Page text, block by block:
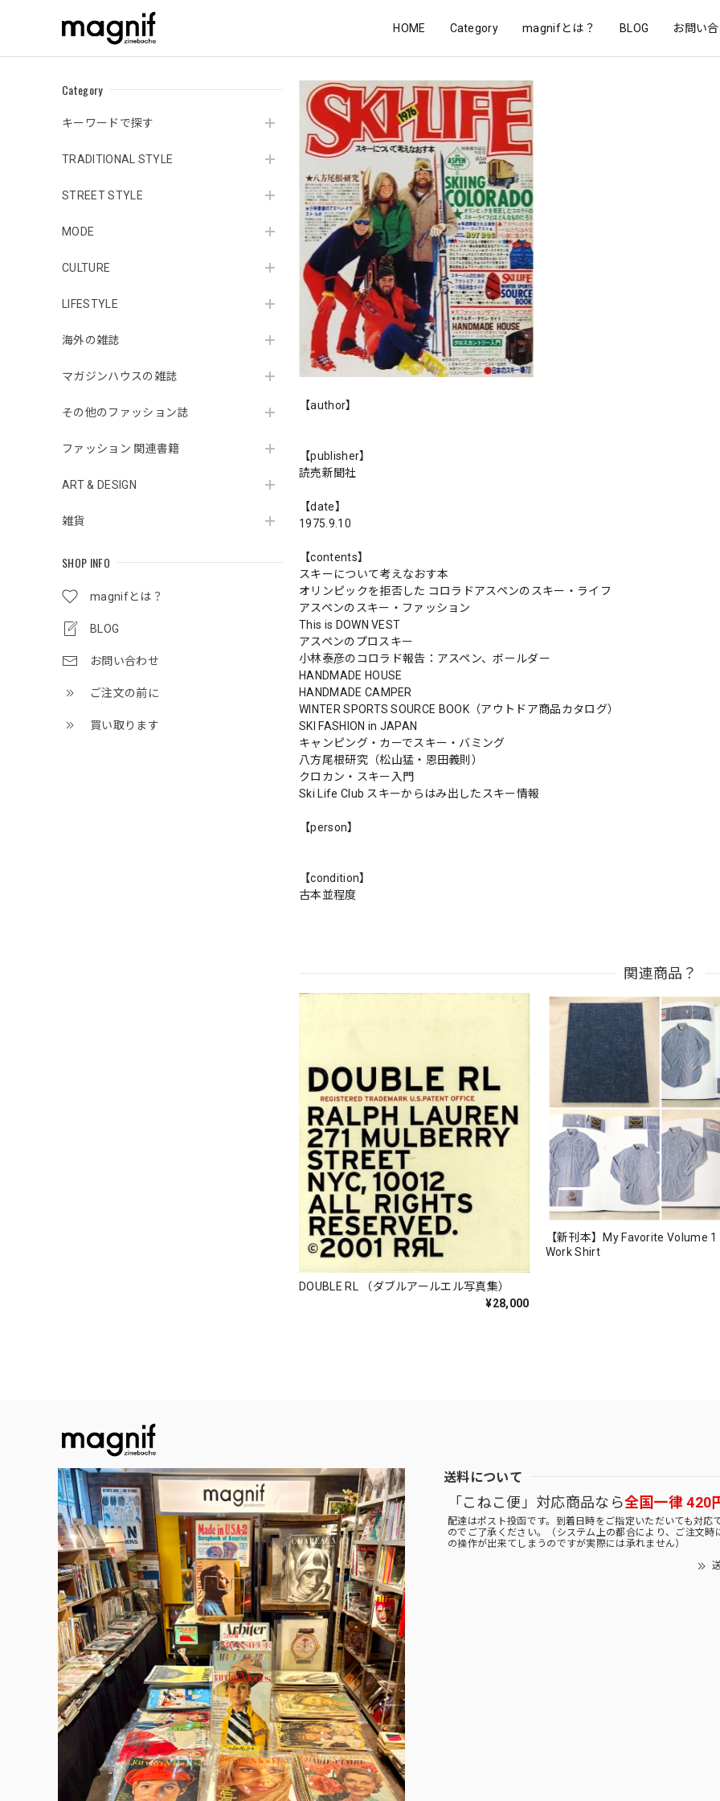
HOME Category magnifとは？ BLOG お問い
Category
キーワードで探す
TRADITIONAL STYLE
STREET STYLE
MODE
CULTURE
LIFESTYLE
海外の雑誌
マガジンハウスの雑誌
その他のファッション誌
ファッション 関連書籍
ART & DESIGN
雑貨
SHOP INFO
magnifとは？
BLOG
お問い合わせ
ご注文の前に
買い取ります
【author】
【publisher】
読売新聞社
【date】
1975.9.10
【contents】
スキーについて考えなおす本
オリンピックを拒否した コロラドアスペンのスキー・ライフ
アスペンのスキー・ファッション
This is DOWN VEST
アスペンのプロスキー
小林泰彦のコロラド報告：アスペン、ボールダー
HANDMADE HOUSE
HANDMADE CAMPER
WINTER SPORTS SOURCE BOOK（アウトドア商品カタログ）
SKI FASHION in JAPAN
キャンピング・カーでスキー・バミング
八方尾根研究（松山猛・恩田義則）
クロカン・スキー入門
Ski Life Club スキーからはみ出したスキー情報
【person】
【condition】
古本並程度
関連商品？
DOUBLE RL （ダブルアールエル写真集）
¥28,000
【新刊本】My Favorite Volume
Work Shirt
送料について
「こねこ便」対応商品なら全国一律 420
配達はポスト投函です。到着日時をご指定いただいても対応
のでご了承ください。（システム上の都合により、ご注文時
の操作が出来てしまうのですが実際には承れません）